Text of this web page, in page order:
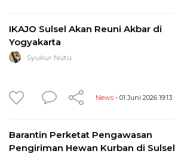
IKAJO Sulsel Akan Reuni Akbar di
Yogyakarta
Syukur Nutu
News - 01 Juni 2026 19:13
Barantin Perketat Pengawasan
Pengiriman Hewan Kurban di Sulsel